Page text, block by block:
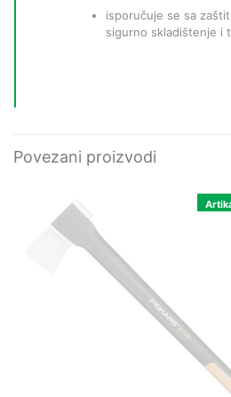
isporučuje se sa
sigurno skladištenje i
Povezani proizvodi